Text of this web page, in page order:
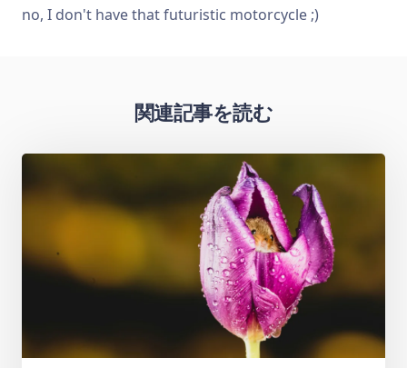
no, I don't have that futuristic motorcycle ;)
関連記事を読む